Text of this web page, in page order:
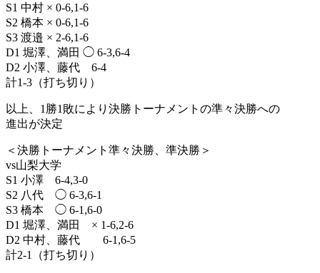
S1 中村 × 0-6,1-6
S2 橋本 × 0-6,1-6
S3 渡邉 × 2-6,1-6
D1 堀澤、満田 ◯ 6-3,6-4
D2 小澤、藤代 6-4
計1-3（打ち切り）
以上、1勝1敗により決勝トーナメントの準々決勝への
進出が決定
＜決勝トーナメント準々決勝、準決勝＞
vs山梨大学
S1 小澤 6-4,3-0
S2 八代 ◯ 6-3,6-1
S3 橋本 ◯ 6-1,6-0
D1 堀澤、満田 × 1-6,2-6
D2 中村、藤代 6-1,6-5
計2-1（打ち切り）